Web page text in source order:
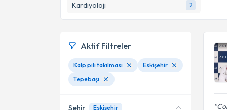
Kardiyoloji
2
Aktif Filtreler
Kalp pili takılması
Eskişehir
Tepebaşı
Şehir Eskişehir